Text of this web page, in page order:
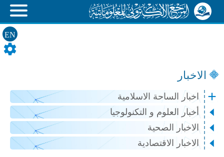
EN
الاخبار
اخبار الساحة الاسلامية
أخبار العلوم و التكنولوجيا
الاخبار الصحية
الاخبار الاقتصادية